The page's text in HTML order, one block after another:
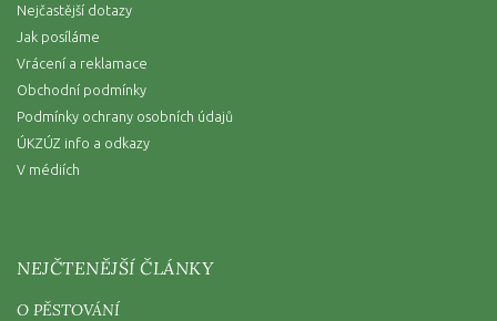
Nejčastější dotazy
Jak posíláme
Vrácení a reklamace
Obchodní podmínky
Podmínky ochrany osobních údajů
ÚKZÚZ info a odkazy
V médiích
NEJČTENĚJŠÍ ČLÁNKY
O PĚSTOVÁNÍ